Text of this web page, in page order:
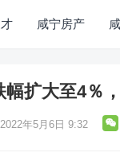
咸宁房产
扩大至4％
2022年5月6日 9:32